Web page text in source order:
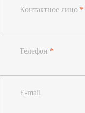
Контактное лицо *
Телефон *
E-mail